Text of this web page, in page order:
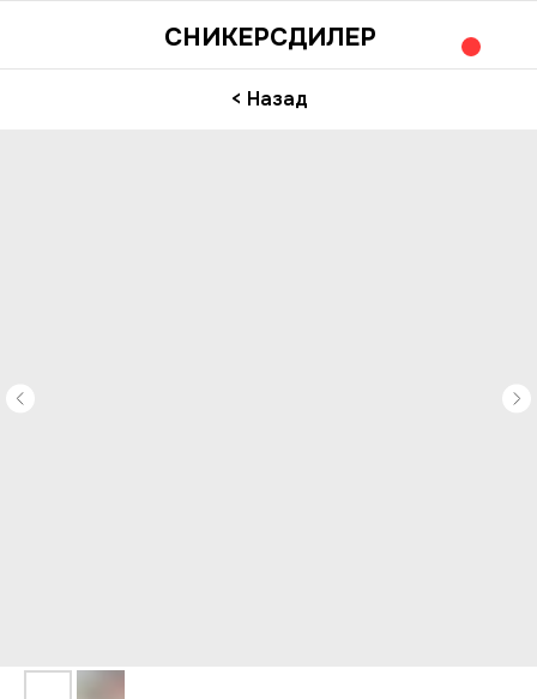
СНИКЕРСДИЛЕР
< Назад